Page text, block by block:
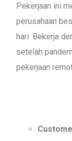
Pekerjaan ini
perusahaan
hari. Bekerja
setelah
pekerjaan